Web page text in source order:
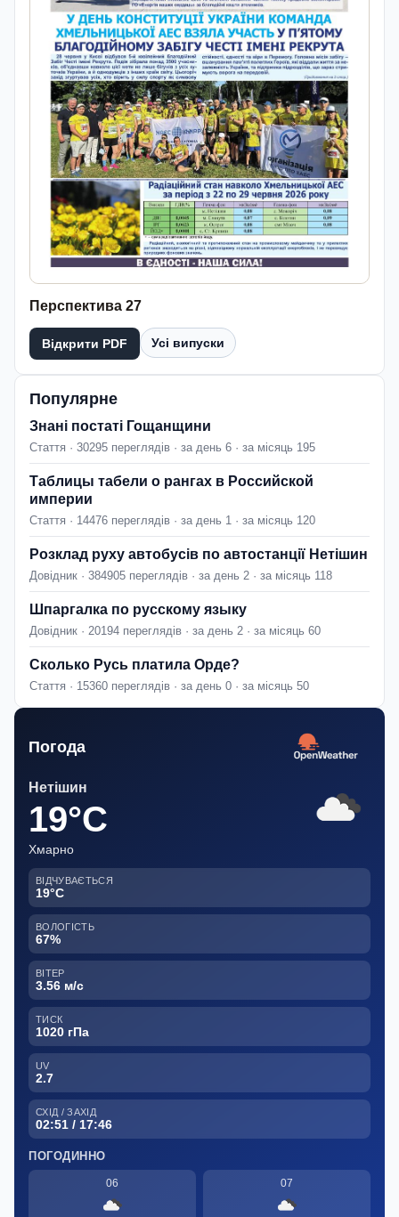
Перспектива 27
Відкрити PDF Усі випуски
Популярне
Знані постаті Гощанщини
Стаття · 30295 переглядів · за день 6 · за місяць 195
Таблицы табели о рангах в Российской
империи
Стаття · 14476 переглядів · за день 1 · за місяць 120
Розклад руху автобусів по автостанції Нетішин
Довідник · 384905 переглядів · за день 2 · за місяць 118
Шпаргалка по русскому языку
Довідник · 20194 переглядів · за день 2 · за місяць 60
Сколько Русь платила Орде?
Стаття · 15360 переглядів · за день 0 · за місяць 50
Погода
Нетішин
19°C
Хмарно
ВІДЧУВАЄТЬСЯ
19°C
ВОЛОГІСТЬ
67%
ВІТЕР
3.56 м/с
ТИСК
1020 гПа
UV
2.7
СХІД / ЗАХІД
02:51 / 17:46
ПОГОДИННО
06 07